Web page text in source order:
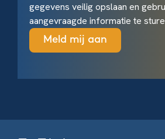
gegevens veilig opslaan en
aangevraagde informatie te